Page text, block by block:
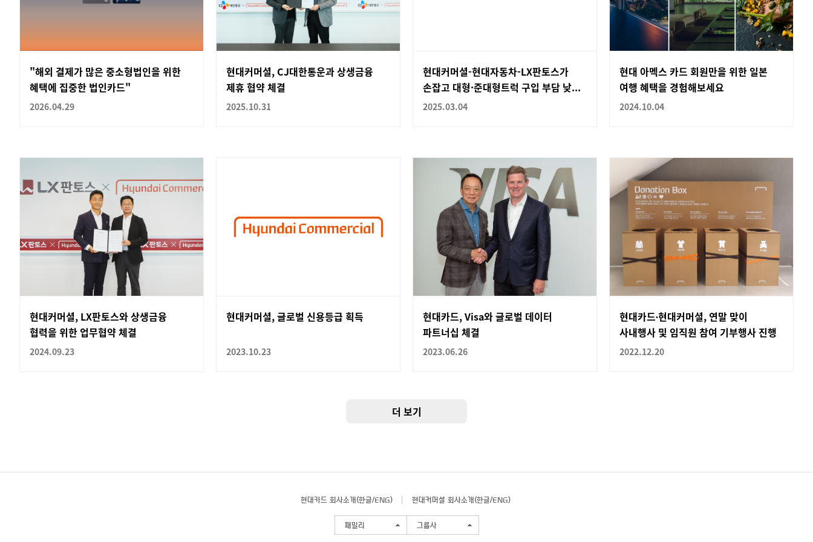
"해외 결제가 많은 중소형법인을 위한
혜택에 집중한 법인카드"
2026.04.29
현대커머셜, CJ대한통운과 상생금융
제휴 협약 체결
2025.10.31
현대커머셜-현대자동차-LX판토스가
손잡고 대형·준대형트럭 구입 부담 낮...
2025.03.04
현대 아멕스 카드 회원만을 위한 일본
여행 혜택을 경험해보세요
2024.10.04
현대커머셜, LX판토스와 상생금융
협력을 위한 업무협약 체결
2024.09.23
현대커머셜, 글로벌 신용등급 획득
2023.10.23
현대카드, Visa와 글로벌 데이터
파트너십 체결
2023.06.26
현대카드∙현대커머셜, 연말 맞이
사내행사 및 임직원 참여 기부행사 진행
2022.12.20
더 보기
현대카드 회사소개(한글/ENG) 현대커머셜 회사소개(한글/ENG)
패밀리 그룹사